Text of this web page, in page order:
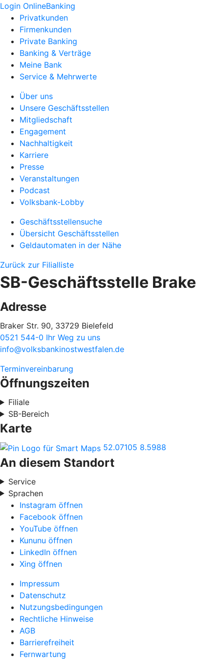
Login OnlineBanking
Privatkunden
Firmenkunden
Private Banking
Banking & Verträge
Meine Bank
Service & Mehrwerte
Über uns
Unsere Geschäftsstellen
Mitgliedschaft
Engagement
Nachhaltigkeit
Karriere
Presse
Veranstaltungen
Podcast
Volksbank-Lobby
Geschäftsstellensuche
Übersicht Geschäftsstellen
Geldautomaten in der Nähe
Zurück zur Filialliste
SB-Geschäftsstelle Brake
Adresse
Braker Str. 90, 33729 Bielefeld
0521 544-0 Ihr Weg zu uns
info@volksbankinostwestfalen.de
Terminvereinbarung
Öffnungszeiten
Filiale
SB-Bereich
Karte
52.07105 8.5988
An diesem Standort
Service
Sprachen
Instagram öffnen
Facebook öffnen
YouTube öffnen
Kununu öffnen
LinkedIn öffnen
Xing öffnen
Impressum
Datenschutz
Nutzungsbedingungen
Rechtliche Hinweise
AGB
Barrierefreiheit
Fernwartung